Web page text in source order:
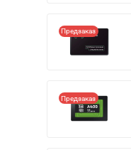
Предзаказ
Предзаказ